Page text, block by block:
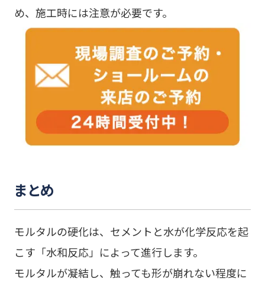
め、施工時には注意が必要です。
まとめ
モルタルの硬化は、セメントと水が化学反応を起
こす「水和反応」によって進行します。
モルタルが凝結し、触っても形が崩れない程度に